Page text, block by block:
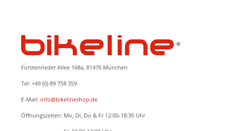
Forstenrieder Allee 168a, 81476 München
Tel: +49 (0) 89 758 359
E-Mail: info@bikelineshop.de
Öffnungszeiten: Mo, Di, Do & Fr 12:00-18:30 Uhr